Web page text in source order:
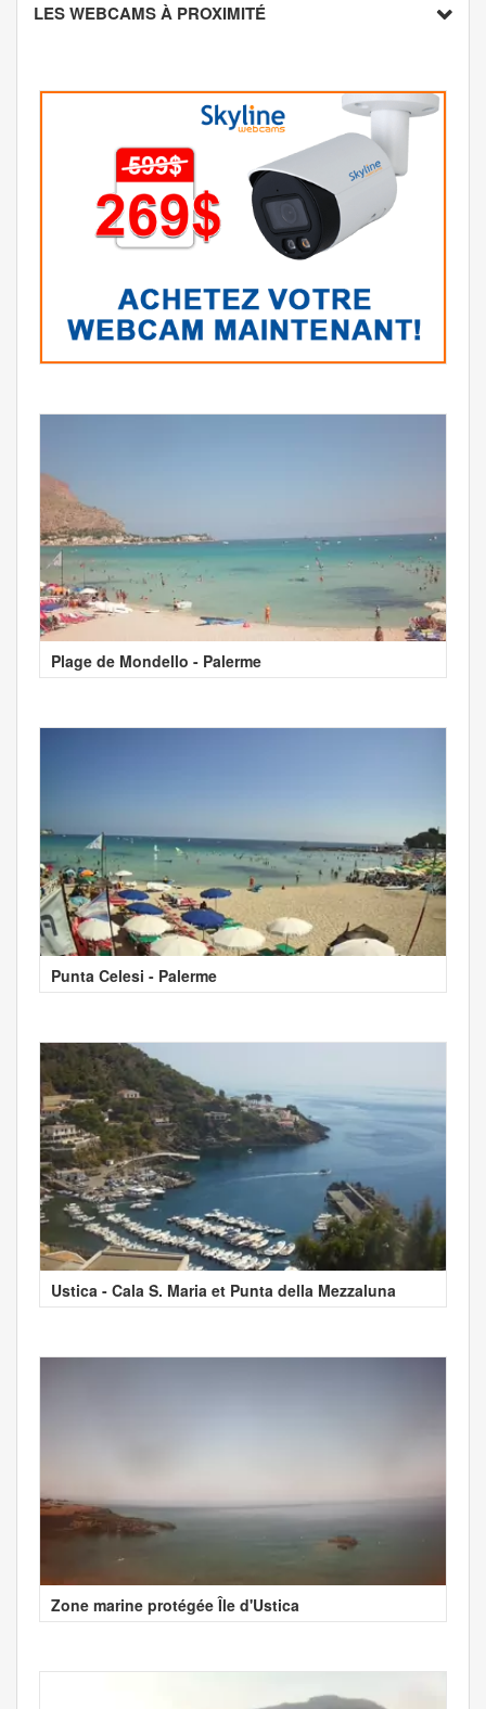
LES WEBCAMS À PROXIMITÉ
Plage de Mondello - Palerme
Punta Celesi - Palerme
Ustica - Cala S. Maria et Punta della Mezzaluna
Zone marine protégée Île d'Ustica